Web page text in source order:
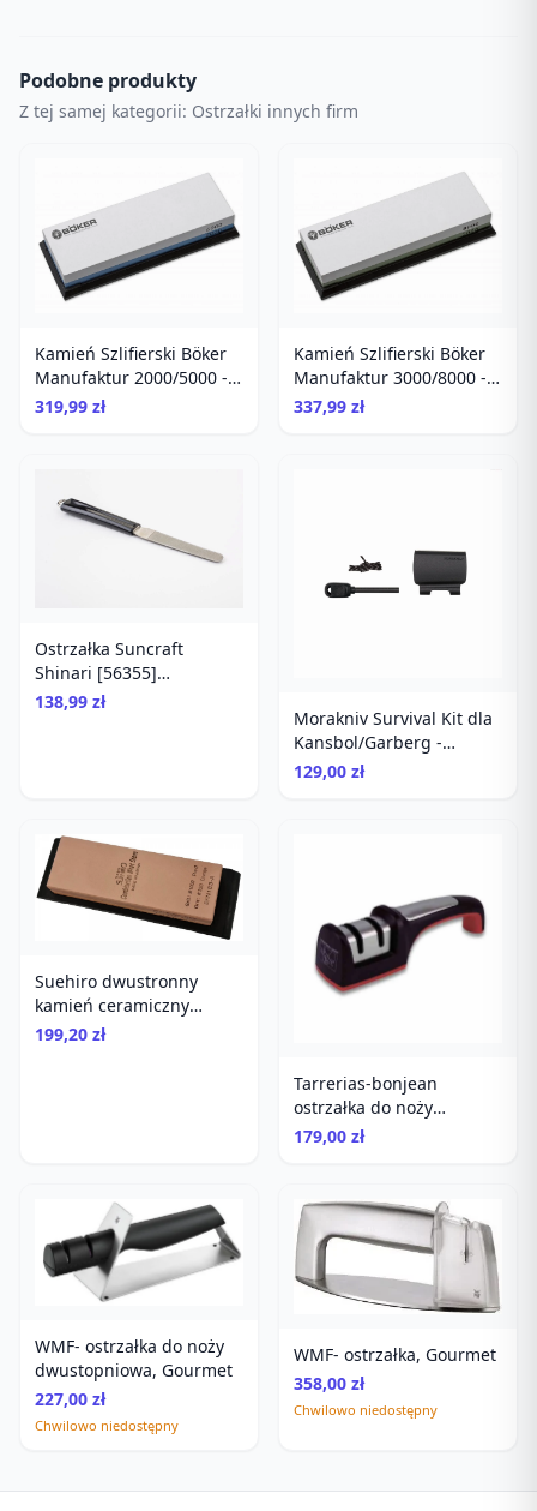
Podobne produkty
Z tej samej kategorii: Ostrzałki innych firm
Kamień Szlifierski Böker
Manufaktur 2000/5000 -
dwustronny, do ostrzenia
319,99 zł
Kamień Szlifierski Böker
Manufaktur 3000/8000 -
dwustronny, do ostrzenia
337,99 zł
Ostrzałka Suncraft
Shinari [56355]
diamentowa
138,99 zł
Morakniv Survival Kit dla
Kansbol/Garberg -
Krzesiwo i diamentowa
129,00 zł
Suehiro dwustronny
kamień ceramiczny
1000/320
199,20 zł
Tarrerias-bonjean
ostrzałka do noży
Tarrerias-Bonjean
179,00 zł
WMF- ostrzałka do noży
dwustopniowa, Gourmet
227,00 zł
Chwilowo niedostępny
WMF- ostrzałka, Gourmet
358,00 zł
Chwilowo niedostępny